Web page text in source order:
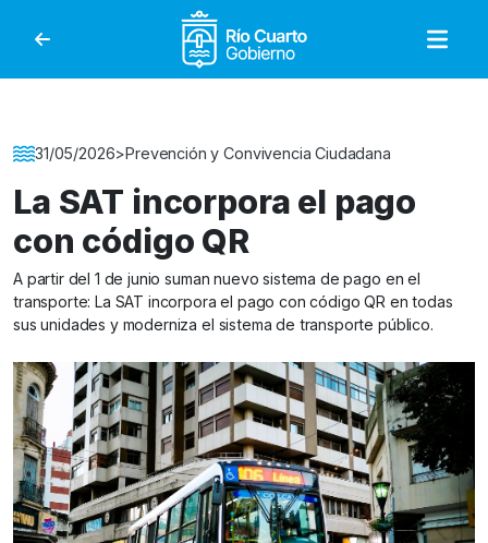
Gobierno de Río
Detalle de la Noticia
31/05/2026>Prevención y Convivencia Ciudadana
La SAT incorpora el pago
con código QR
A partir del 1 de junio suman nuevo sistema de pago en el
transporte: La SAT incorpora el pago con código QR en todas
sus unidades y moderniza el sistema de transporte público.